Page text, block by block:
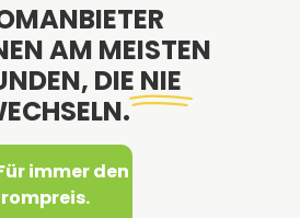
AM MEISTEN
DIE NIE
immer den